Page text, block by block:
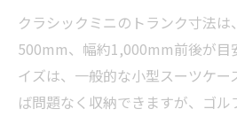
クラシックミニのトランク寸法
500mm、幅約1,000mm前後が目
イズは、一般的な小型スーツケ
ば問題なく収納できますが、ゴ